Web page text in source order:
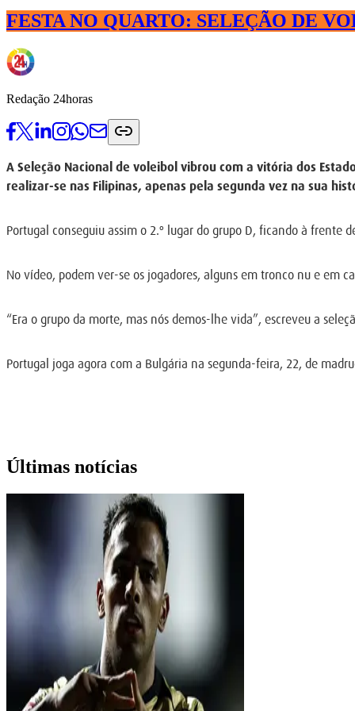
FESTA NO QUARTO: SELEÇÃO DE
Redação 24horas
A Seleção Nacional de voleibol vibrou com a vitória dos
realizar-se nas Filipinas, apenas pela segunda vez na sua
Portugal conseguiu assim o 2.º lugar do grupo D, ficando à frente
No vídeo, podem ver-se os jogadores, alguns em tronco nu e em
“Era o grupo da morte, mas nós demos-lhe vida”, escreveu a
Portugal joga agora com a Bulgária na segunda-feira, 22, de
Últimas notícias